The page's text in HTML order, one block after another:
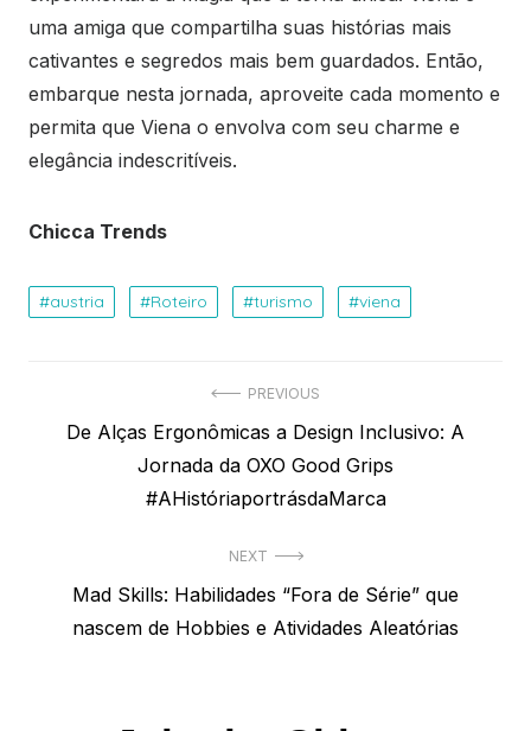
uma amiga que compartilha suas histórias mais
cativantes e segredos mais bem guardados. Então,
embarque nesta jornada, aproveite cada momento e
permita que Viena o envolva com seu charme e
elegância indescritíveis.
Chicca Trends
austria Roteiro turismo viena
PREVIOUS
Previous
De Alças Ergonômicas a Design Inclusivo: A
Jornada da OXO Good Grips
#AHistóriaportrásdaMarca
NEXT
Next
post:
Mad Skills: Habilidades “Fora de Série” que
nascem de Hobbies e Atividades Aleatórias